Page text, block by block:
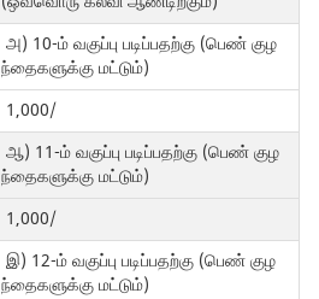
அ) 10-ம் வகுப்பு படிப்பதற்கு (பெண் குழ
ந்தைகளுக்கு மட்டும்)
1,000/
ஆ) 11-ம் வகுப்பு படிப்பதற்கு (பெண் குழ
ந்தைகளுக்கு மட்டும்)
1,000/
இ) 12-ம் வகுப்பு படிப்பதற்கு (பெண் குழ
ந்தைகளுக்கு மட்டும்)